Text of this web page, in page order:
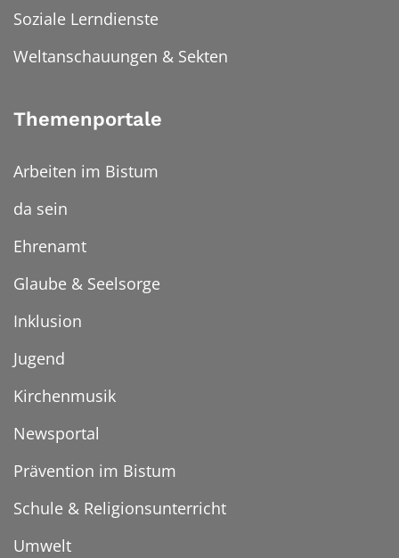
Soziale Lerndienste
Weltanschauungen & Sekten
Themenportale
Arbeiten im Bistum
da sein
Ehrenamt
Glaube & Seelsorge
Inklusion
Jugend
Kirchenmusik
Newsportal
Prävention im Bistum
Schule & Religionsunterricht
Umwelt